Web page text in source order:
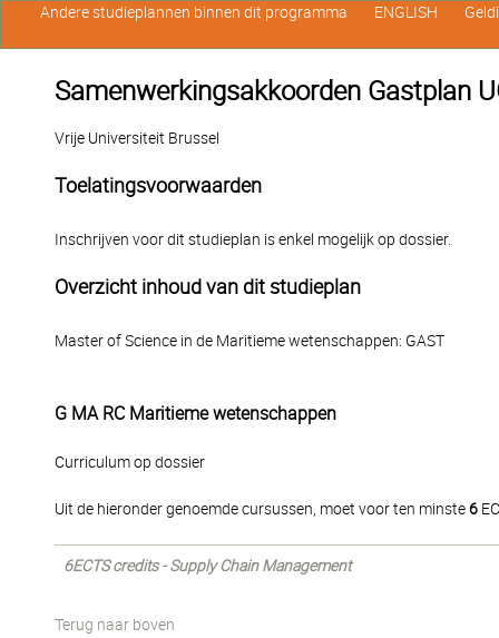
Samenwerkingsakkoorden Gastplan
Vrije Universiteit Brussel
Toelatingsvoorwaarden
Inschrijven voor dit studieplan is enkel mogelijk op dossier.
Overzicht inhoud van dit studieplan
Master of Science in de Maritieme wetenschappen: GAST
G MA RC Maritieme wetenschappen
Curriculum op dossier
Uit de hieronder genoemde cursussen, moet voor ten minste6
6ECTS credits - Supply Chain Management
Terug naar boven
Andere studieplannen binnen dit programma ENGLISH